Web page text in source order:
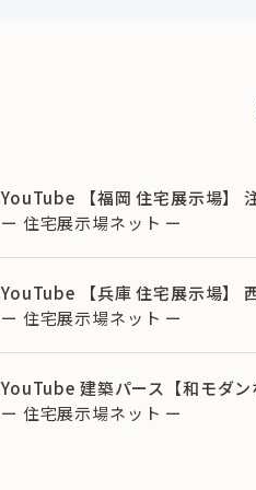
YouTube 【福岡 住宅展示場】
ー 住宅展示場ネット ー
YouTube 【兵庫 住宅展示場】
ー 住宅展示場ネット ー
YouTube 建築パース【和モダ
ー 住宅展示場ネット ー